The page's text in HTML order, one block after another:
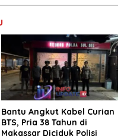
Bantu Angkut Kabel Curian
BTS, Pria 38 Tahun di
Makassar Diciduk Polisi